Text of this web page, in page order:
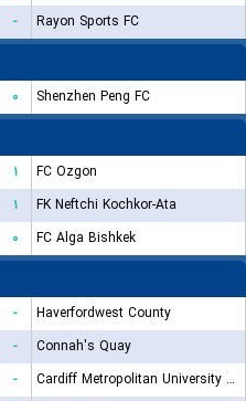
-
Rayon Sports FC
۰
Shenzhen Peng FC
۱
FC Ozgon
۱
FK Neftchi Kochkor-Ata
۰
FC Alga Bishkek
-
Haverfordwest County
-
Connah's Quay
-
Cardiff Metropolitan University F.C.